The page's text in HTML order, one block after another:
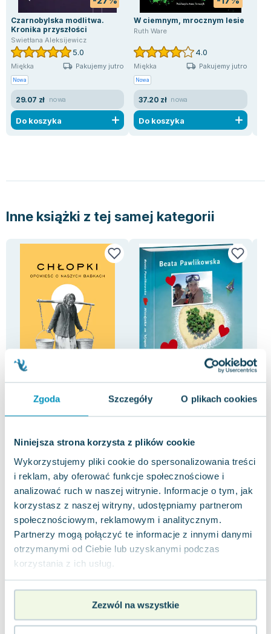
Zgoda Szczegóły O plikach cookies
Niniejsza strona korzysta z plików cookie
Wykorzystujemy pliki cookie do spersonalizowania treści
i reklam, aby oferować funkcje społecznościowe i
analizować ruch w naszej witrynie. Informacje o tym, jak
korzystasz z naszej witryny, udostępniamy partnerom
społecznościowym, reklamowym i analitycznym.
Partnerzy mogą połączyć te informacje z innymi danymi
otrzymanymi od Ciebie lub uzyskanymi podczas
korzystania z ich usług.
Zezwól na wszystkie
Czarnobylska modlitwa.
Kronika przyszłości
Swietłana Aleksijewicz
5.0
Miękka Pakujemy jutro
Nowa
29.07 zł nowa
Do koszyka
W ciemnym, mrocznym lesie
Ruth Ware
4.0
Miękka Pakujemy jutro
Nowa
37.20 zł nowa
Do koszyka
Inne książki z tej samej kategorii
-20%
Chłopki. Opowieść o naszych
babkach
Nowa
Do koszyka
-88%
Blondynka na Wyspie
Zakochanych
Używana
Do koszyka
użytkowników